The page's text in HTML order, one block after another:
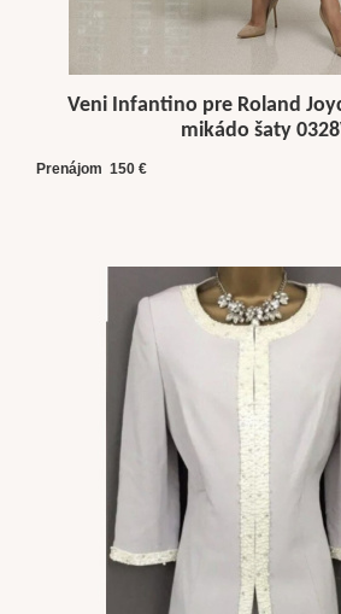
Veni Infantino pre Roland
mikádo šaty
Prenájom 150 €